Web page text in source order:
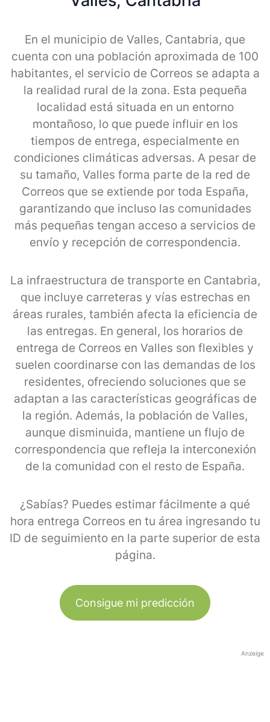
En el municipio de Valles, Cantabria, que
cuenta con una población aproximada de 100
habitantes, el servicio de Correos se adapta a
la realidad rural de la zona. Esta pequeña
localidad está situada en un entorno
montañoso, lo que puede influir en los
tiempos de entrega, especialmente en
condiciones climáticas adversas. A pesar de
su tamaño, Valles forma parte de la red de
Correos que se extiende por toda España,
garantizando que incluso las comunidades
más pequeñas tengan acceso a servicios de
envío y recepción de correspondencia.
La infraestructura de transporte en Cantabria,
que incluye carreteras y vías estrechas en
áreas rurales, también afecta la eficiencia de
las entregas. En general, los horarios de
entrega de Correos en Valles son flexibles y
suelen coordinarse con las demandas de los
residentes, ofreciendo soluciones que se
adaptan a las características geográficas de
la región. Además, la población de Valles,
aunque disminuida, mantiene un flujo de
correspondencia que refleja la interconexión
de la comunidad con el resto de España.
¿Sabías? Puedes estimar fácilmente a qué
hora entrega Correos en tu área ingresando tu
ID de seguimiento en la parte superior de esta
página.
Consigue mi predicción
Anzeige